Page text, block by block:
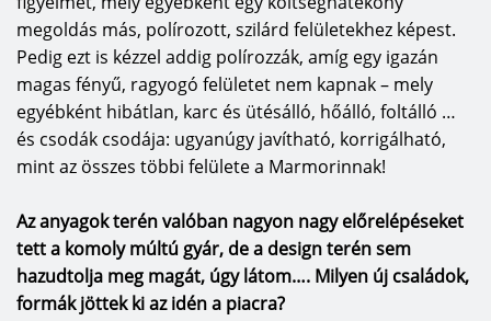
megoldás más, polírozott, szilárd felületekhez képest.
Pedig ezt is kézzel addig polírozzák, amíg egy igazán
magas fényű, ragyogó felületet nem kapnak – mely
egyébként hibátlan, karc és ütésálló, hőálló, foltálló …
és csodák csodája: ugyanúgy javítható, korrigálható,
mint az összes többi felülete a Marmorinnak!
Az anyagok terén valóban nagyon nagy előrelépéseket
tett a komoly múltú gyár, de a design terén sem
hazudtolja meg magát, úgy látom…. Milyen új családok,
formák jöttek ki az idén a piacra?